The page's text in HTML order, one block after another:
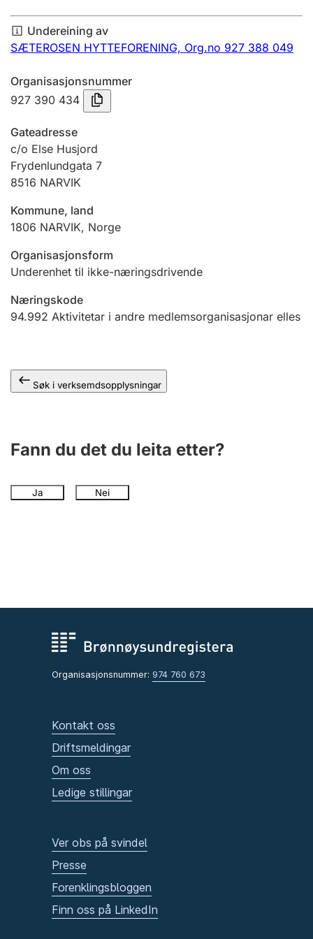
Årsrekneskap
Innsending og forseinkingsgebyr
Tinglysing
Jeger
Betaling og jegeravgiftskort
Ektepaktrettleiaren
Andre tema
Undereining av
SÆTEROSEN HYTTEFORENING, Org.no 927 388 049
Organisasjonsnummer
927 390 434
Gateadresse
c/o Else Husjord
Frydenlundgata 7
8516 NARVIK
Kommune, land
1806 NARVIK, Norge
Organisasjonsform
Underenhet til ikke-næringsdrivende
Næringskode
94.992 Aktivitetar i andre medlemsorganisasjonar elles
Søk i verksemdsopplysningar
Fann du det du leita etter?
Ja Nei
Organisasjonsnummer: 974 760 673
Kontakt oss
Driftsmeldingar
Om oss
Ledige stillingar
Ver obs på svindel
Presse
Forenklingsbloggen
Finn oss på LinkedIn